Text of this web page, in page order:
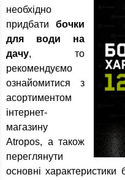
необхідно
придбати бочки
для води на
дачу, то
рекомендуємо
ознайомитися з
асортиментом
інтернет-
магазину
Atropos, а також
переглянути
основні